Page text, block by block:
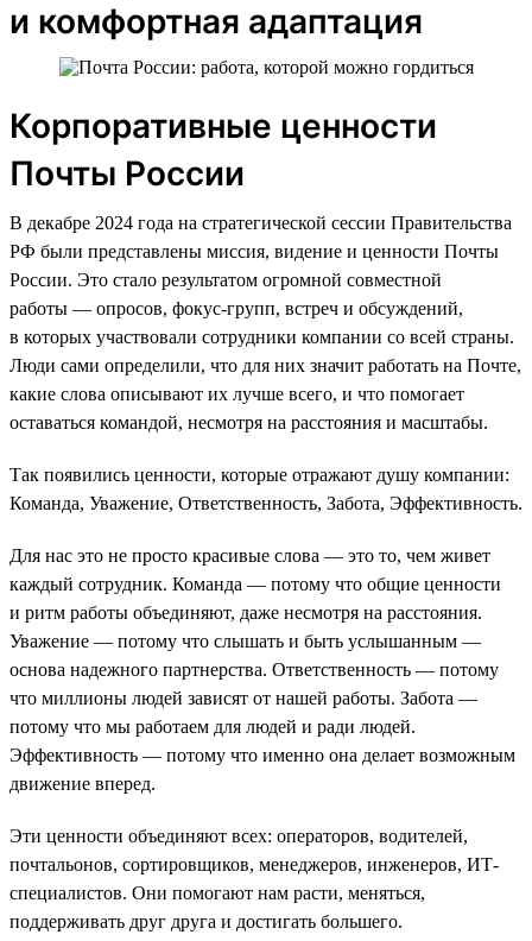
и комфортная адаптация
Корпоративные ценности
Почты России
В декабре 2024 года на стратегической сессии Правительства
РФ были представлены миссия, видение и ценности Почты
России. Это стало результатом огромной совместной
работы — опросов, фокус-групп, встреч и обсуждений,
в которых участвовали сотрудники компании со всей страны.
Люди сами определили, что для них значит работать на Почте,
какие слова описывают их лучше всего, и что помогает
оставаться командой, несмотря на расстояния и масштабы.
Так появились ценности, которые отражают душу компании:
Команда, Уважение, Ответственность, Забота, Эффективность.
Для нас это не просто красивые слова — это то, чем живет
каждый сотрудник. Команда — потому что общие ценности
и ритм работы объединяют, даже несмотря на расстояния.
Уважение — потому что слышать и быть услышанным —
основа надежного партнерства. Ответственность — потому
что миллионы людей зависят от нашей работы. Забота —
потому что мы работаем для людей и ради людей.
Эффективность — потому что именно она делает возможным
движение вперед.
Эти ценности объединяют всех: операторов, водителей,
почтальонов, сортировщиков, менеджеров, инженеров, ИТ-
специалистов. Они помогают нам расти, меняться,
поддерживать друг друга и достигать большего.